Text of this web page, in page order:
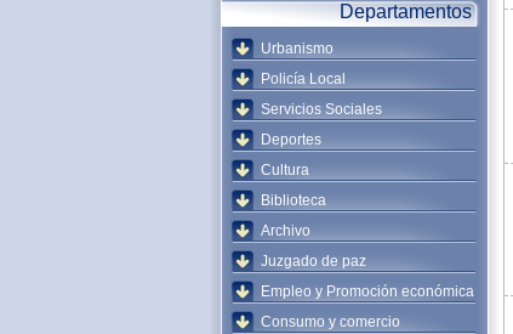
Departamentos
Urbanismo
Policía Local
Servicios Sociales
Deportes
Cultura
Biblioteca
Archivo
Juzgado de paz
Empleo y Promoción económica
Consumo y comercio